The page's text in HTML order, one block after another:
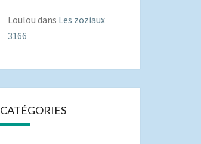
Loulou dans Les zoziaux
3166
CATÉGORIES